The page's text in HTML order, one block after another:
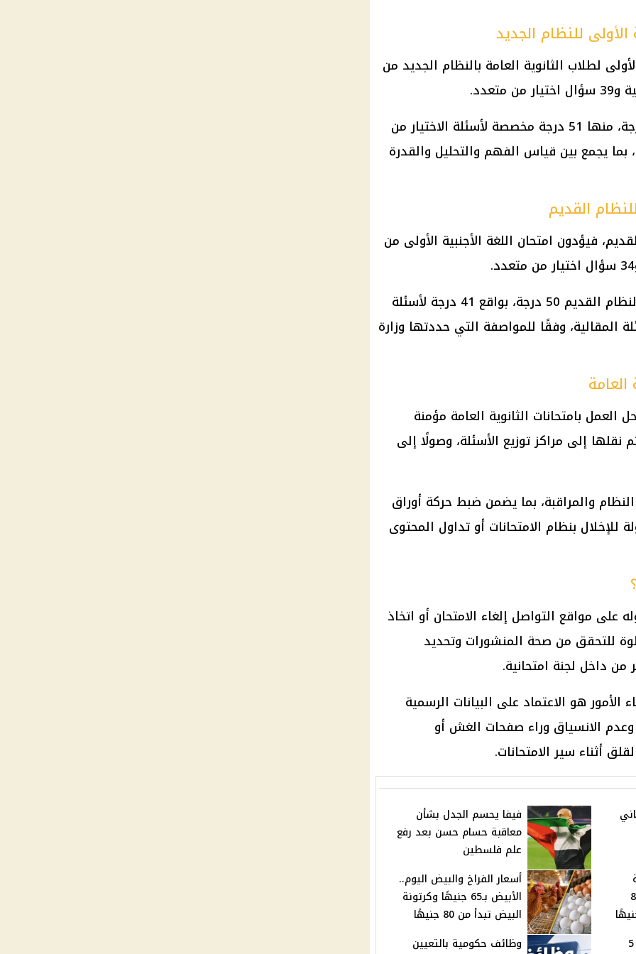
للنظام الجديد
لطلاب الثانوية العامة بالنظام الجديد من
وتبلغ الدرجة الكلية للامتحان 60 درجة، منها 51 درجة مخصصة لأسئلة الاختيار من
بما يجمع بين قياس الفهم والتحليل والقدرة
القديم
فيؤدون امتحان اللغة الأجنبية الأولى من
وتبلغ الدرجة النهائية للمادة في النظام القديم 50 درجة، بواقع 41 درجة لأسئلة
و9 درجات للأسئلة المقالية، وفقًا للمواصفة التي حددتها وزارة
العامة
العمل بامتحانات الثانوية العامة مؤمنة
نقلها إلى مراكز توزيع الأسئلة، وصولًا إلى
والمراقبة، بما يضمن ضبط حركة أوراق
للإخلال بنظام الامتحانات أو تداول المحتوى
على مواقع التواصل إلغاء الامتحان أو اتخاذ
للتحقق من صحة المنشورات وتحديد
داخل لجنة امتحانية.
الأمور هو الاعتماد على البيانات الرسمية
وعدم الانسياق وراء صفحات الغش أو
أثناء سير الامتحانات.
فيفا يحسم الجدل بشأن
معاقبة حسام حسن بعد رفع
علم فلسطين
اليوم.. الطماطم تبدأ من 8
أسعار الفراخ والبيض اليوم..
الأبيض بـ65 جنيهًا وكرتونة
البيض تبدأ من 80 جنيهًا
أسعار الذهب اليوم الأحد 5
وظائف حكومية بالتعيين